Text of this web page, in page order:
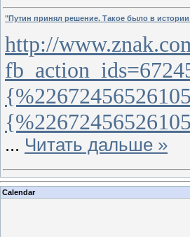
"Путин принял решение. Такое было в
http://
... Читать дальше »
Calendar